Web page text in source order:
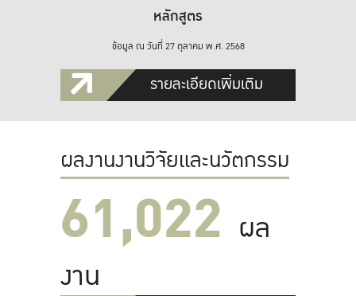
หลักสูตร
ข้อมูล ณ วันที่ 27 ตุลาคม พ.ศ. 2568
รายละเอียดเพิ่มเติม
ผลงานงานวิจัยและนวัตกรรม
61,022 ผล
งาน